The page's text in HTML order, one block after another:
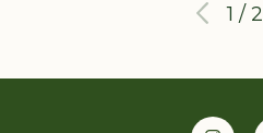
1 / 2